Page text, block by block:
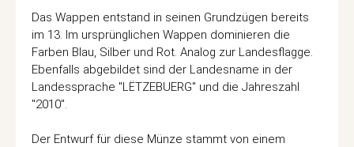
Das Wappen entstand in seinen Grundzügen bereits
im 13. Im ursprünglichen Wappen dominieren die
Farben Blau, Silber und Rot. Analog zur Landesflagge.
Ebenfalls abgebildet sind der Landesname in der
Landessprache "LËTZEBUERG" und die Jahreszahl
"2010".
Der Entwurf für diese Münze stammt von einem